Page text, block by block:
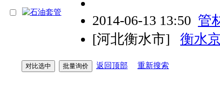
2014-06-13 13:50 管
[河北衡水市]
衡水
返回顶部 重新搜索